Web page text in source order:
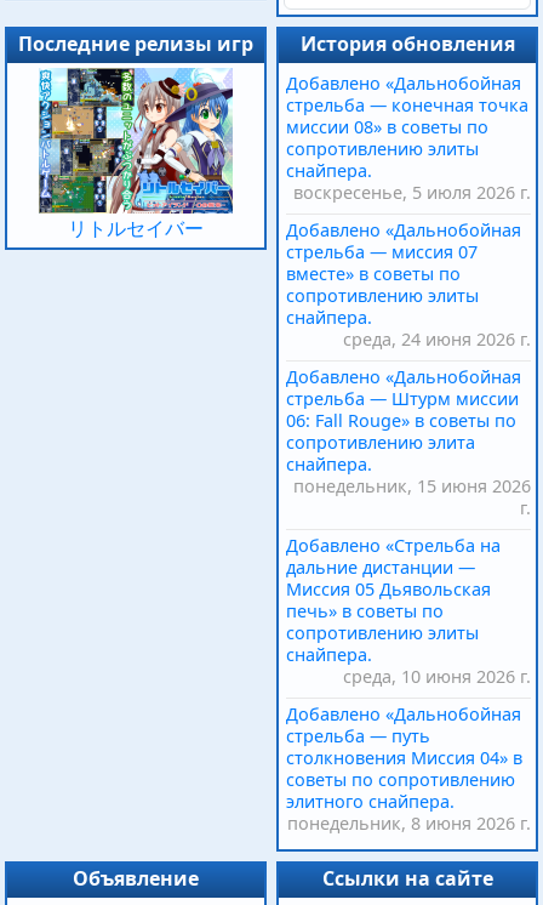
Последние релизы игр
リトルセイバー
История обновления
Добавлено «Дальнобойная
стрельба — конечная точка
миссии 08» в советы по
сопротивлению элиты
снайпера.
воскресенье, 5 июля 2026 г.
Добавлено «Дальнобойная
стрельба — миссия 07
вместе» в советы по
сопротивлению элиты
снайпера.
среда, 24 июня 2026 г.
Добавлено «Дальнобойная
стрельба — Штурм миссии
06: Fall Rouge» в советы по
сопротивлению элита
снайпера.
понедельник, 15 июня 2026
г.
Добавлено «Стрельба на
дальние дистанции —
Миссия 05 Дьявольская
печь» в советы по
сопротивлению элиты
снайпера.
среда, 10 июня 2026 г.
Добавлено «Дальнобойная
стрельба — путь
столкновения Миссия 04» в
советы по сопротивлению
элитного снайпера.
понедельник, 8 июня 2026 г.
Объявление Ссылки на сайте